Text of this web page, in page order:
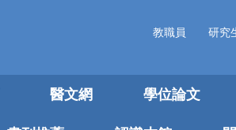
教職員 研究
醫文網 學位論文